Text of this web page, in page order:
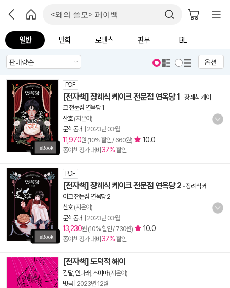
일반 만화 로맨스 판무 BL
옵션
PDF
[전자책] 장례식 케이크 전문점 연옥당 1 -장례식 케이
크 전문점 연옥당 1
산호(지은이)
문학동네
2023년 03월
11,970원 (10% 할인 / 660원) 10.0
종이책 정가 대비 37%할인
PDF
[전자책] 장례식 케이크 전문점 연옥당 2 -장례식 케
이크 전문점 연옥당 2
산호(지은이)
문학동네
2023년 03월
13,230원 (10% 할인 / 730원) 10.0
종이책 정가 대비 37%할인
[전자책] 도덕적 해이
김달, 안나래 스미마(지은이)
빗금| 2023년 12월